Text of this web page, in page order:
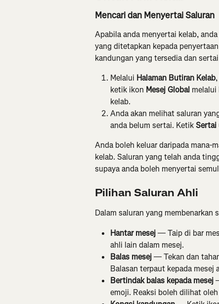
Mencari dan Menyertai Saluran
Apabila anda menyertai kelab,
yang ditetapkan kepada
kandungan yang tersedia dan
Melalui Halaman Butiran Kelab
ketik ikon Mesej Global melalui
kelab.
Anda akan melihat saluran
anda belum sertai. Ketik Sertai
Anda boleh keluar daripada mana-
kelab. Saluran yang telah anda
supaya anda boleh menyertai
Pilihan Saluran Ahli
Dalam saluran yang membenarkan
Hantar mesej — Taip di bar
ahli lain dalam mesej.
Balas mesej — Tekan dan
Balasan terpaut kepada mesej
Bertindak balas kepada mesej
emoji. Reaksi boleh dilihat oleh